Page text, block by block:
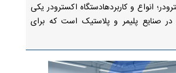
انواع و کاربردهادستگاه اکسترودر یکی
در صنایع پلیمر و پلاستیک است که برای